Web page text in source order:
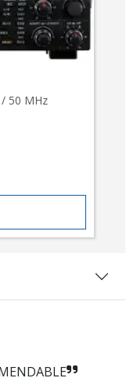
50 MHz